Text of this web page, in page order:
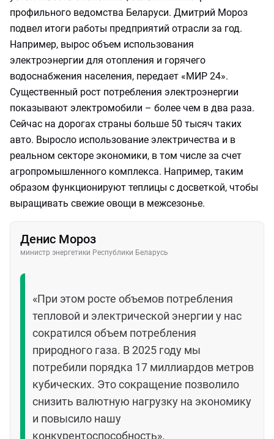
профильного ведомства Беларуси. Дмитрий Мороз
подвел итоги работы предприятий отрасли за год.
Например, вырос объем использования
электроэнергии для отопления и горячего
водоснабжения населения, передает «МИР 24».
Существенный рост потребления электроэнергии
показывают электромобили – более чем в два раза.
Сейчас на дорогах страны больше 50 тысяч таких
авто. Выросло использование электричества и в
реальном секторе экономики, в том числе за счет
агропромышленного комплекса. Например, таким
образом функционируют теплицы с досветкой, чтобы
выращивать свежие овощи в межсезонье.
Денис Мороз
министр энергетики Республики Беларусь
«При этом росте объемов потребления
тепловой и электрической энергии у нас
сократился объем потребления
природного газа. В 2025 году мы
потребили порядка 17 миллиардов метров
кубических. Это сокращение позволило
снизить валютную нагрузку на экономику
и повысило нашу
конкурентоспособность».